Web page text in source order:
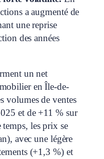
a augmenté de
une reprise
des années
un net
en Île-de-
volumes de ventes
et de +11 % sur
les prix se
avec une légère
(+1,3 %) et